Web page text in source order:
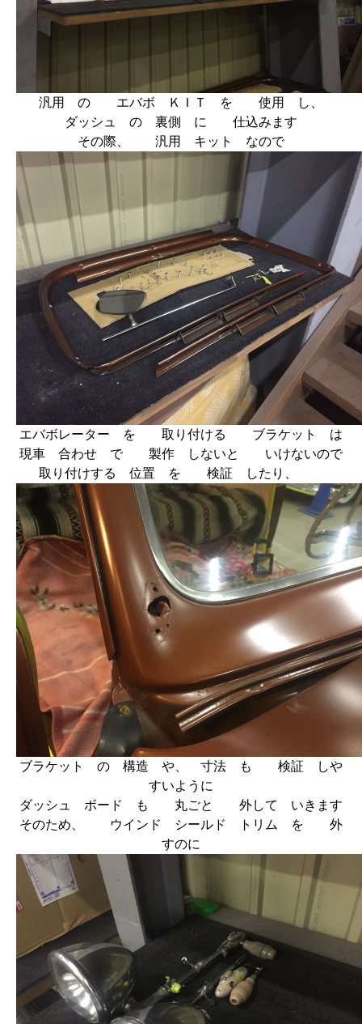
汎用 の エバボ ＫＩＴ を 使用 し、
ダッシュ の 裏側 に 仕込みます
その際、 汎用 キット なので
エバボレーター を 取り付ける ブラケット は
現車 合わせ で 製作 しないと いけないので
取り付けする 位置 を 検証 したり、
ブラケット の 構造 や、 寸法 も 検証 しや
すいように
ダッシュ ボード も 丸ごと 外して いきます
そのため、 ウインド シールド トリム を 外
すのに